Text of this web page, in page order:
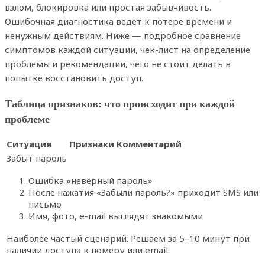
взлом, блокировка или простая забывчивость.
Ошибочная диагностика ведет к потере времени и
ненужным действиям. Ниже — подробное сравнение
симптомов каждой ситуации, чек-лист на определение
проблемы и рекомендации, чего не стоит делать в
попытке восстановить доступ.
Таблица признаков: что происходит при каждой
проблеме
Ситуация Признаки Комментарий
Забыт пароль
Ошибка «неверный пароль»
После нажатия «Забыли пароль?» приходит SMS или
письмо
Имя, фото, e-mail выглядят знакомыми
Наиболее частый сценарий. Решаем за 5–10 минут при
наличии доступа к номеру или email.